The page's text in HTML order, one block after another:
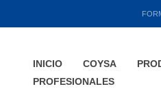
INICIO COYSA
PROFESIONALES